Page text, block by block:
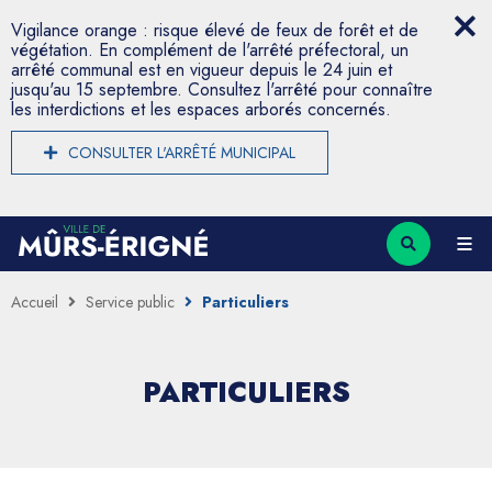
Vigilance orange : risque élevé de feux de forêt et de
végétation. En complément de l'arrêté préfectoral, un
arrêté communal est en vigueur depuis le 24 juin et
jusqu'au 15 septembre. Consultez l'arrêté pour connaître
les interdictions et les espaces arborés concernés.
CONSULTER L'ARRÊTÉ MUNICIPAL
Accueil Service public Particuliers
PARTICULIERS